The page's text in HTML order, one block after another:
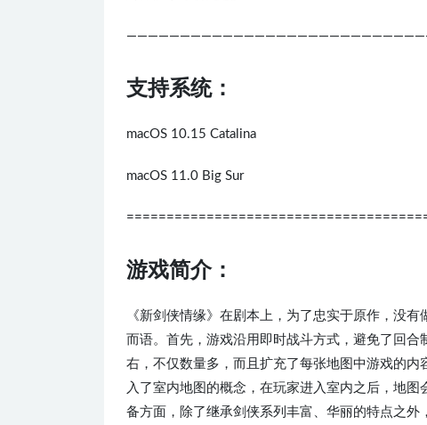
支持系统：
macOS 10.15 Catalina
macOS 11.0 Big Sur
游戏简介：
《新剑侠情缘》在剧本上，为了忠实于原作，没
而语。首先，游戏沿用即时战斗方式，避免了回
右，不仅数量多，而且扩充了每张地图中游戏的内
入了室内地图的概念，在玩家进入室内之后，地
备方面，除了继承剑侠系列丰富、华丽的特点之外